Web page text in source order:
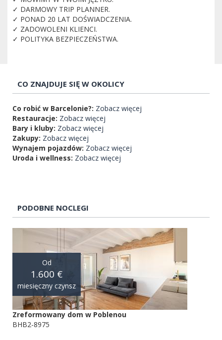
✓ DARMOWY TRIP PLANNER.
✓ PONAD 20 LAT DOŚWIADCZENIA.
✓ ZADOWOLENI KLIENCI.
✓ POLITYKA BEZPIECZEŃSTWA.
CO ZNAJDUJE SIĘ W OKOLICY
Co robić w Barcelonie?: Zobacz więcej
Restauracje: Zobacz więcej
Bary i kluby: Zobacz więcej
Zakupy: Zobacz więcej
Wynajem pojazdów: Zobacz więcej
Uroda i wellness: Zobacz więcej
PODOBNE NOCLEGI
Od
1.600 €
miesięczny czynsz
Zreformowany dom w Poblenou
BHB2-8975